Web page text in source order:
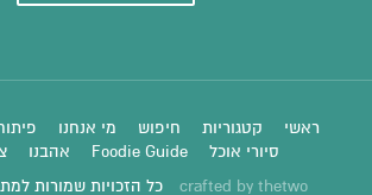
ראשי קטגוריות חיפוש מי אנחנו
סיורי אוכל
Foodie Guide אהבנו
crafted by thetwo כל הזכויות שמורות